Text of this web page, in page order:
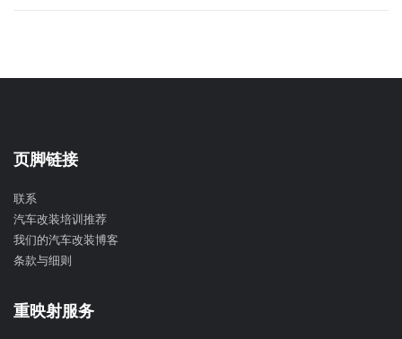
页脚链接
联系
汽车改装培训推荐
我们的汽车改装博客
条款与细则
重映射服务